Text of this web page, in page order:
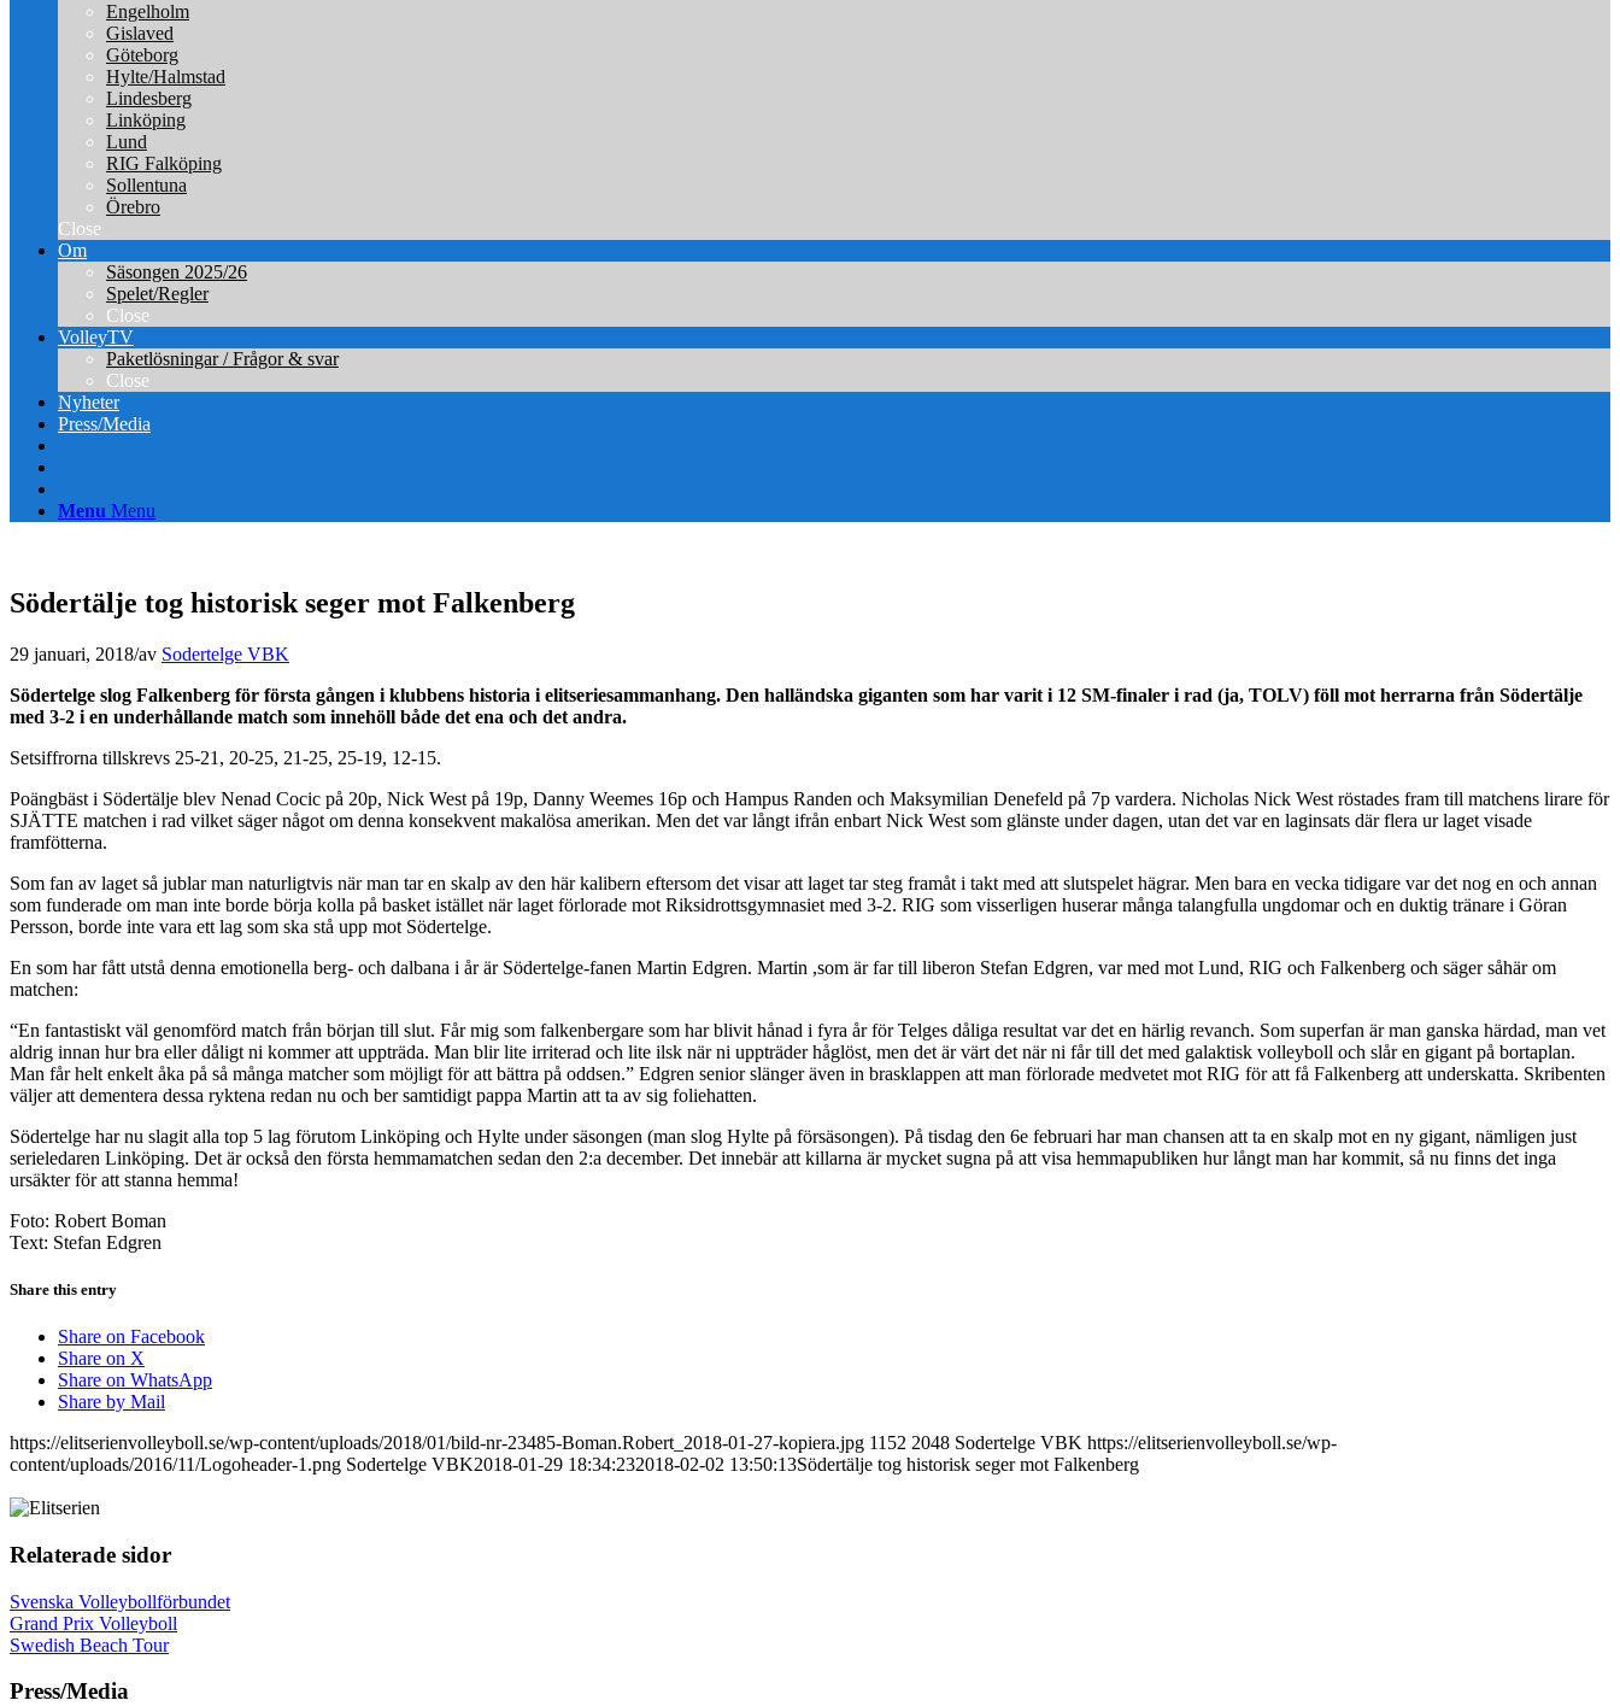
Engelholm
Gislaved
Göteborg
Hylte/Halmstad
Lindesberg
Linköping
Lund
RIG Falköping
Sollentuna
Örebro
Close
Om
Säsongen 2025/26
Spelet/Regler
Close
VolleyTV
Paketlösningar / Frågor & svar
Close
Nyheter
Press/Media
Menu Menu
Södertälje tog historisk seger mot Falkenberg
29 januari, 2018/av Sodertelge VBK
Södertelge slog Falkenberg för första gången i klubbens historia i elitseriesammanhang. Den halländska giganten som har varit i 12 SM-finaler i rad (ja, TOLV) föll mot herrarna från Södertälje
med 3-2 i en underhållande match som innehöll både det ena och det andra.
Setsiffrorna tillskrevs 25-21, 20-25, 21-25, 25-19, 12-15.
Poängbäst i Södertälje blev Nenad Cocic på 20p, Nick West på 19p, Danny Weemes 16p och Hampus Randen och Maksymilian Denefeld på 7p vardera. Nicholas Nick West röstades fram till matchens lirare för
SJÄTTE matchen i rad vilket säger något om denna konsekvent makalösa amerikan. Men det var långt ifrån enbart Nick West som glänste under dagen, utan det var en laginsats där flera ur laget visade
framfötterna.
Som fan av laget så jublar man naturligtvis när man tar en skalp av den här kalibern eftersom det visar att laget tar steg framåt i takt med att slutspelet hägrar. Men bara en vecka tidigare var det nog en och annan
som funderade om man inte borde börja kolla på basket istället när laget förlorade mot Riksidrottsgymnasiet med 3-2. RIG som visserligen huserar många talangfulla ungdomar och en duktig tränare i Göran
Persson, borde inte vara ett lag som ska stå upp mot Södertelge.
En som har fått utstå denna emotionella berg- och dalbana i år är Södertelge-fanen Martin Edgren. Martin ,som är far till liberon Stefan Edgren, var med mot Lund, RIG och Falkenberg och säger såhär om
matchen:
“En fantastiskt väl genomförd match från början till slut. Får mig som falkenbergare som har blivit hånad i fyra år för Telges dåliga resultat var det en härlig revanch. Som superfan är man ganska härdad, man vet
aldrig innan hur bra eller dåligt ni kommer att uppträda. Man blir lite irriterad och lite ilsk när ni uppträder håglöst, men det är värt det när ni får till det med galaktisk volleyboll och slår en gigant på bortaplan.
Man får helt enkelt åka på så många matcher som möjligt för att bättra på oddsen.” Edgren senior slänger även in brasklappen att man förlorade medvetet mot RIG för att få Falkenberg att underskatta. Skribenten
väljer att dementera dessa ryktena redan nu och ber samtidigt pappa Martin att ta av sig foliehatten.
Södertelge har nu slagit alla top 5 lag förutom Linköping och Hylte under säsongen (man slog Hylte på försäsongen). På tisdag den 6e februari har man chansen att ta en skalp mot en ny gigant, nämligen just
serieledaren Linköping. Det är också den första hemmamatchen sedan den 2:a december. Det innebär att killarna är mycket sugna på att visa hemmapubliken hur långt man har kommit, så nu finns det inga
ursäkter för att stanna hemma!
Foto: Robert Boman
Text: Stefan Edgren
Share this entry
Share on Facebook
Share on X
Share on WhatsApp
Share by Mail
https://elitserienvolleyboll.se/wp-content/uploads/2018/01/bild-nr-23485-Boman.Robert_2018-01-27-kopiera.jpg 1152 2048 Sodertelge VBK https://elitserienvolleyboll.se/wp-
content/uploads/2016/11/Logoheader-1.png Sodertelge VBK2018-01-29 18:34:232018-02-02 13:50:13Södertälje tog historisk seger mot Falkenberg
Relaterade sidor
Svenska Volleybollförbundet
Grand Prix Volleyboll
Swedish Beach Tour
Press/Media